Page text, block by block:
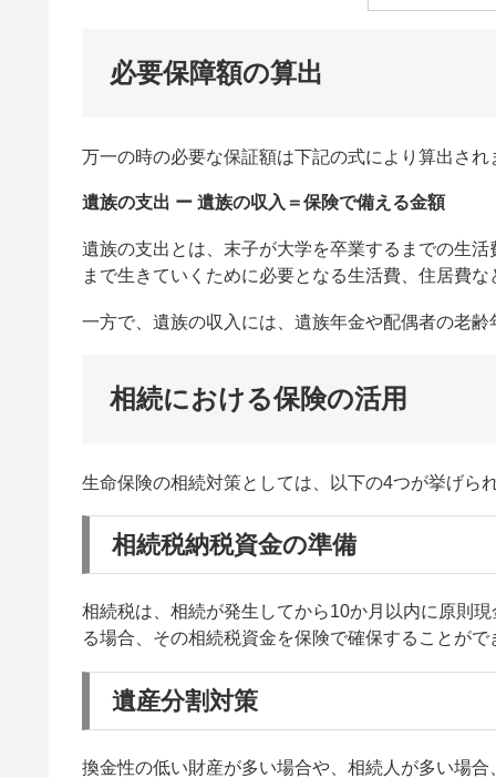
必要保障額の算出
万一の時の必要な保証額は下記の式により算出され
遺族の支出 ー 遺族の収入＝保険で備える金額
遺族の支出とは、末子が大学を卒業するまでの生
まで生きていくために必要となる生活費、住居費な
一方で、遺族の収入には、遺族年金や配偶者の老
相続における保険の活用
生命保険の相続対策としては、以下の4つが挙げられ
相続税納税資金の準備
相続税は、相続が発生してから10か月以内に原則
る場合、その相続税資金を保険で確保することがで
遺産分割対策
換金性の低い財産が多い場合や、相続人が多い場